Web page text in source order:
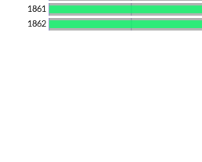
1861
1862